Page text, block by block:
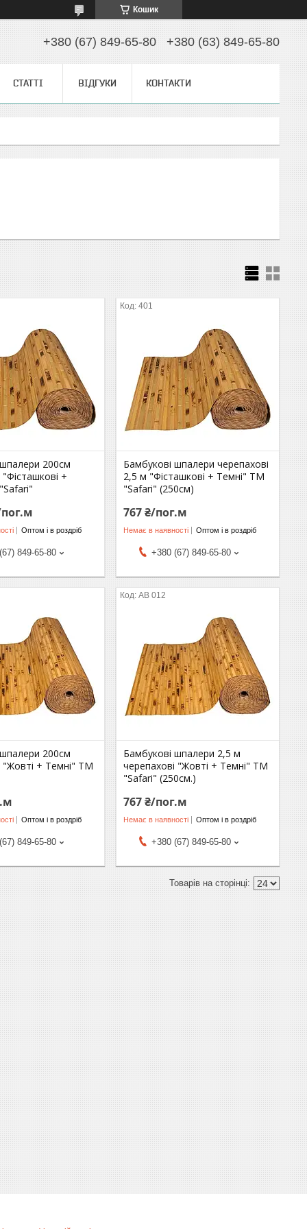
Кошик
+380 (67) 849-65-80 +380 (63) 849-65-80
СТАТТІ ВІДГУКИ КОНТАКТИ
200см
+
пог.м
Оптом і в роздріб
849-65-80
401
Бамбукові шпалери черепахові
2,5 м "Фісташкові + Темні" TM
"Safari" (250см)
767 ₴/пог.м
Немає в наявності Оптом і в роздріб
+380 (67) 849-65-80
200см
"Жовті + Темні" TM
Оптом і в роздріб
849-65-80
АВ 012
Бамбукові шпалери 2,5 м
черепахові "Жовті + Темні" TM
"Safari" (250см.)
767 ₴/пог.м
Немає в наявності Оптом і в роздріб
+380 (67) 849-65-80